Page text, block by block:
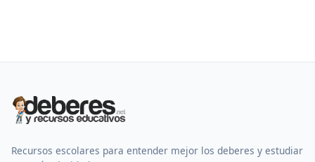
Recursos escolares para entender mejor los deberes y estudiar